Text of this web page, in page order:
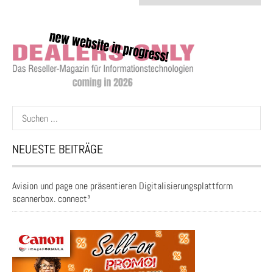
Suchen
nach:
NEUESTE BEITRÄGE
Avision und page one präsentieren Digitalisierungsplattform
scannerbox. connect³